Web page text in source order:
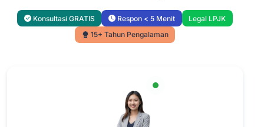
Konsultasi GRATIS Respon < 5 Menit
Legal LPJK
15+ Tahun Pengalaman